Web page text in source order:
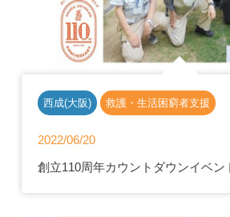
西成(大阪) 救護・生活困窮者支援
2022/06/20
創立110周年カウントダウンイベン